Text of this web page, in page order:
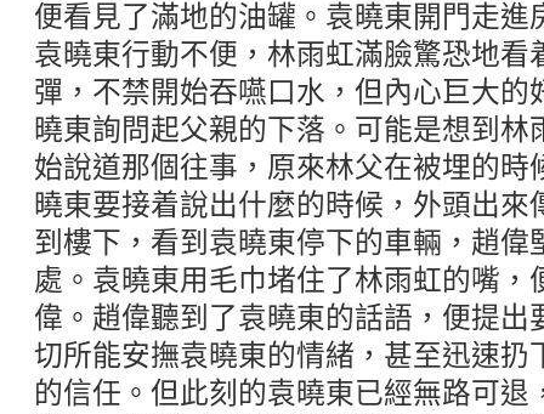
便看見了滿地的油罐。袁曉東開門走進
袁曉東行動不便，林雨虹滿臉驚恐地看
彈，不禁開始吞嚥口水，但內心巨大的
曉東詢問起父親的下落。可能是想到林
始說道那個往事，原來林父在被埋的時
曉東要接着說出什麼的時候，外頭出來
到樓下，看到袁曉東停下的車輛，趙偉
處。袁曉東用毛巾堵住了林雨虹的嘴，
偉。趙偉聽到了袁曉東的話語，便提出
切所能安撫袁曉東的情緒，甚至迅速扔
的信任。但此刻的袁曉東已經無路可退